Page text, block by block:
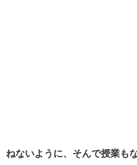
ねないように、そんで授業も